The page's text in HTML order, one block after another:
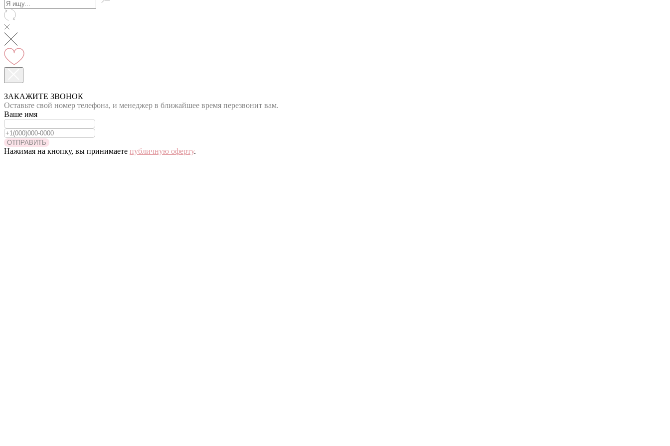
Вы на сайте Хабаровского филиала
-5% на первый заказ (товар на скидках не участвует в акции)
ЗАКАЖИТЕ ЗВОНОК
Оставьте свой номер телефона, и менеджер в ближайшее время перезвонит вам.
Ваше имя
ОТПРАВИТЬ
Нажимая на кнопку, вы принимаете публичную оферту.